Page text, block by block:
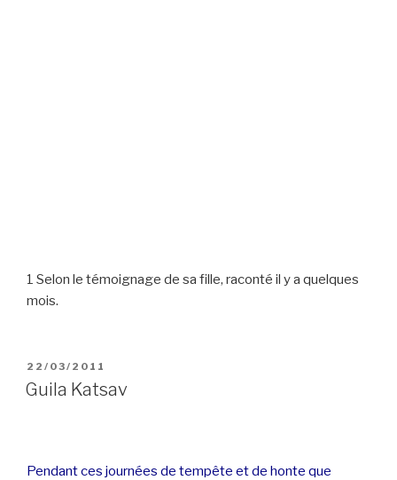
1 Selon le témoignage de sa fille, raconté il y a quelques
mois.
POSTED
ON
22/03/2011
Guila Katsav
Pendant ces journées de tempête et de honte que